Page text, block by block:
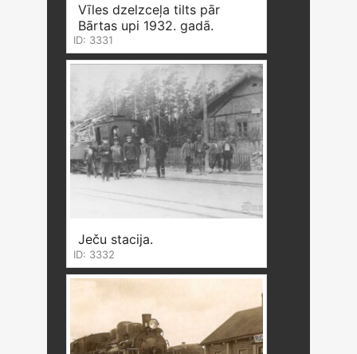
Vīles dzelzceļa tilts pār
Bārtas upi 1932. gadā.
ID: 3331
Ječu stacija.
ID: 3332